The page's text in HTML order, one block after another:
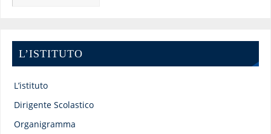
L’ISTITUTO
L’istituto
Dirigente Scolastico
Organigramma